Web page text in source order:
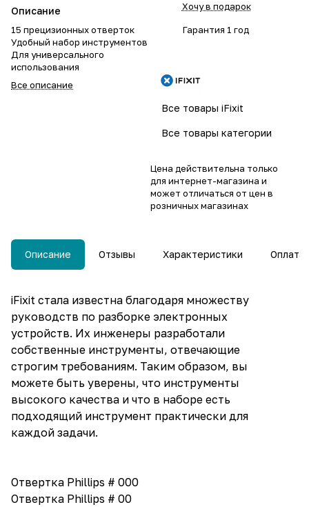
Описание
15 прецизионных отверток
Удобный набор инструментов
Для универсального
использования
Все описание
Хочу в подарок
Гарантия 1 год
Все товары iFixit
Все товары категории
Цена действительна только
для интернет-магазина и
может отличаться от цен в
розничных магазинах
Описание Отзывы Характеристики Оплата
iFixit стала известна благодаря множеству
руководств по разборке электронных
устройств. Их инженеры разработали
собственные инструменты, отвечающие
строгим требованиям. Таким образом, вы
можете быть уверены, что инструменты
высокого качества и что в наборе есть
подходящий инструмент практически для
каждой задачи.
Отвертка Phillips # 000
Отвертка Phillips # 00